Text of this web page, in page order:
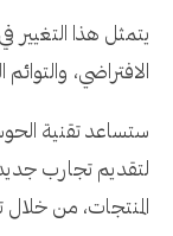
يتمثل هذا التغيير
الافتراضي، والتوائم
ستساعد تقنية
لتقديم تجارب
المنتجات، من خلال